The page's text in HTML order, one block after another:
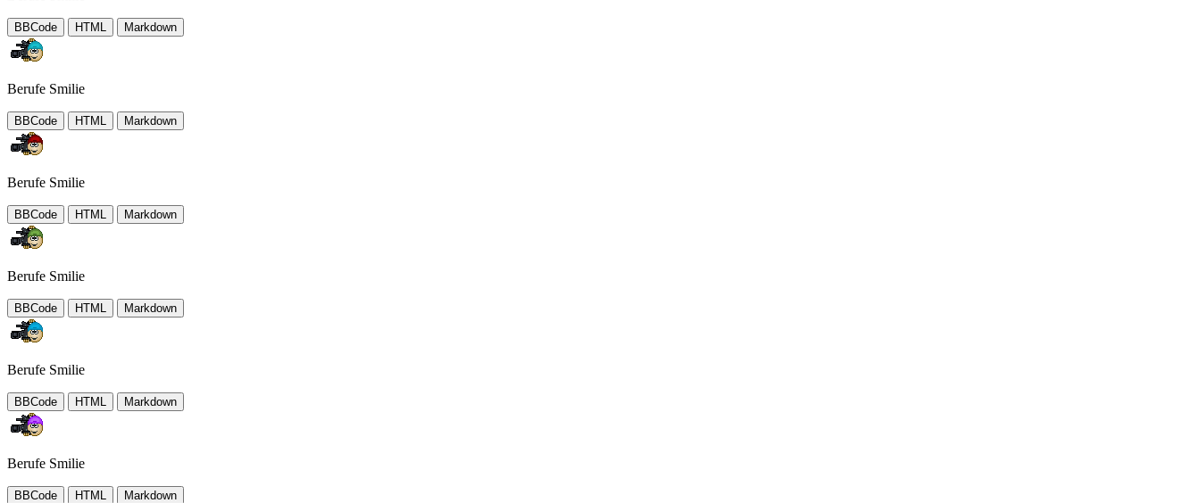
BBCode HTML Markdown
Berufe Smilie
BBCode HTML Markdown
Berufe Smilie
BBCode HTML Markdown
Berufe Smilie
BBCode HTML Markdown
Berufe Smilie
BBCode HTML Markdown
Berufe Smilie
BBCode HTML Markdown